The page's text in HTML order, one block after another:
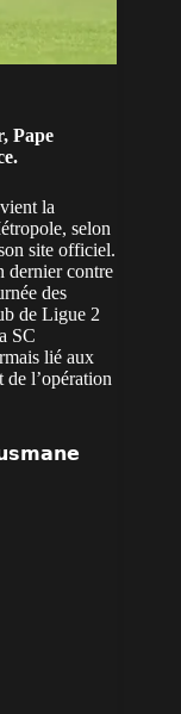
Pape
la
selon
site officiel.
dernier contre
des
de Ligue 2
SC
lié aux
de l’opération